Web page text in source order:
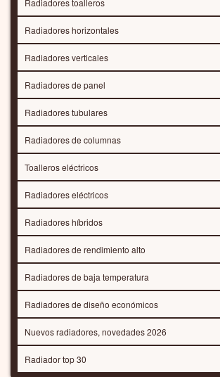
Radiadores horizontales
Radiadores verticales
Radiadores de panel
Radiadores tubulares
Radiadores de columnas
Toalleros eléctricos
Radiadores eléctricos
Radiadores híbridos
Radiadores de rendimiento alto
Radiadores de baja temperatura
Radiadores de diseño económicos
Nuevos radiadores, novedades 2026
Radiador top 30